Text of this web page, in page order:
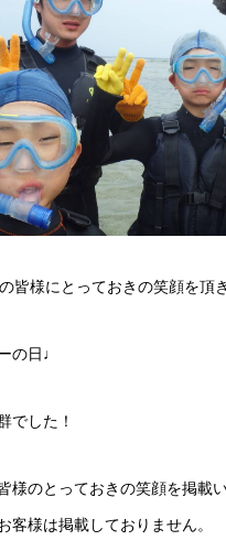
皆様にとっておきの笑顔を頂
の日♩
でした！
様のとっておきの笑顔を掲載い
客様は掲載しておりません。